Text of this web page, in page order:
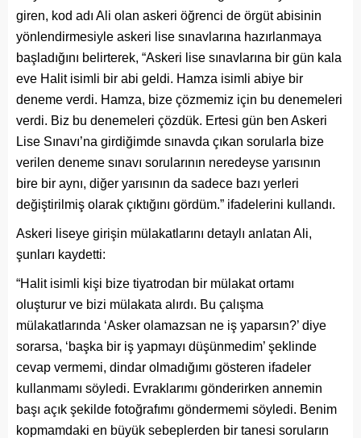
giren, kod adı Ali olan askeri öğrenci de örgüt abisinin
yönlendirmesiyle askeri lise sınavlarına hazırlanmaya
başladığını belirterek, “Askeri lise sınavlarına bir gün kala
eve Halit isimli bir abi geldi. Hamza isimli abiye bir
deneme verdi. Hamza, bize çözmemiz için bu denemeleri
verdi. Biz bu denemeleri çözdük. Ertesi gün ben Askeri
Lise Sınavı’na girdiğimde sınavda çıkan sorularla bize
verilen deneme sınavı sorularının neredeyse yarısının
bire bir aynı, diğer yarısının da sadece bazı yerleri
değiştirilmiş olarak çıktığını gördüm.” ifadelerini kullandı.
Askeri liseye girişin mülakatlarını detaylı anlatan Ali,
şunları kaydetti:
“Halit isimli kişi bize tiyatrodan bir mülakat ortamı
oluşturur ve bizi mülakata alırdı. Bu çalışma
mülakatlarında ‘Asker olamazsan ne iş yaparsın?’ diye
sorarsa, ‘başka bir iş yapmayı düşünmedim’ şeklinde
cevap vermemi, dindar olmadığımı gösteren ifadeler
kullanmamı söyledi. Evraklarımı gönderirken annemin
başı açık şekilde fotoğrafımı göndermemi söyledi. Benim
kopmamdaki en büyük sebeplerden bir tanesi soruların